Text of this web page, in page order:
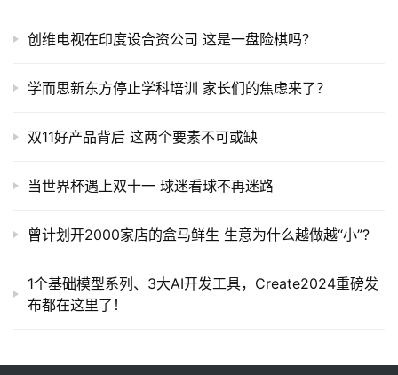
创维电视在印度设合资公司 这是一盘险棋吗？
学而思新东方停止学科培训 家长们的焦虑来了？
双11好产品背后 这两个要素不可或缺
当世界杯遇上双十一 球迷看球不再迷路
曾计划开2000家店的盒马鲜生 生意为什么越做越“小”?
1个基础模型系列、3大AI开发工具，Create2024重磅发
布都在这里了！